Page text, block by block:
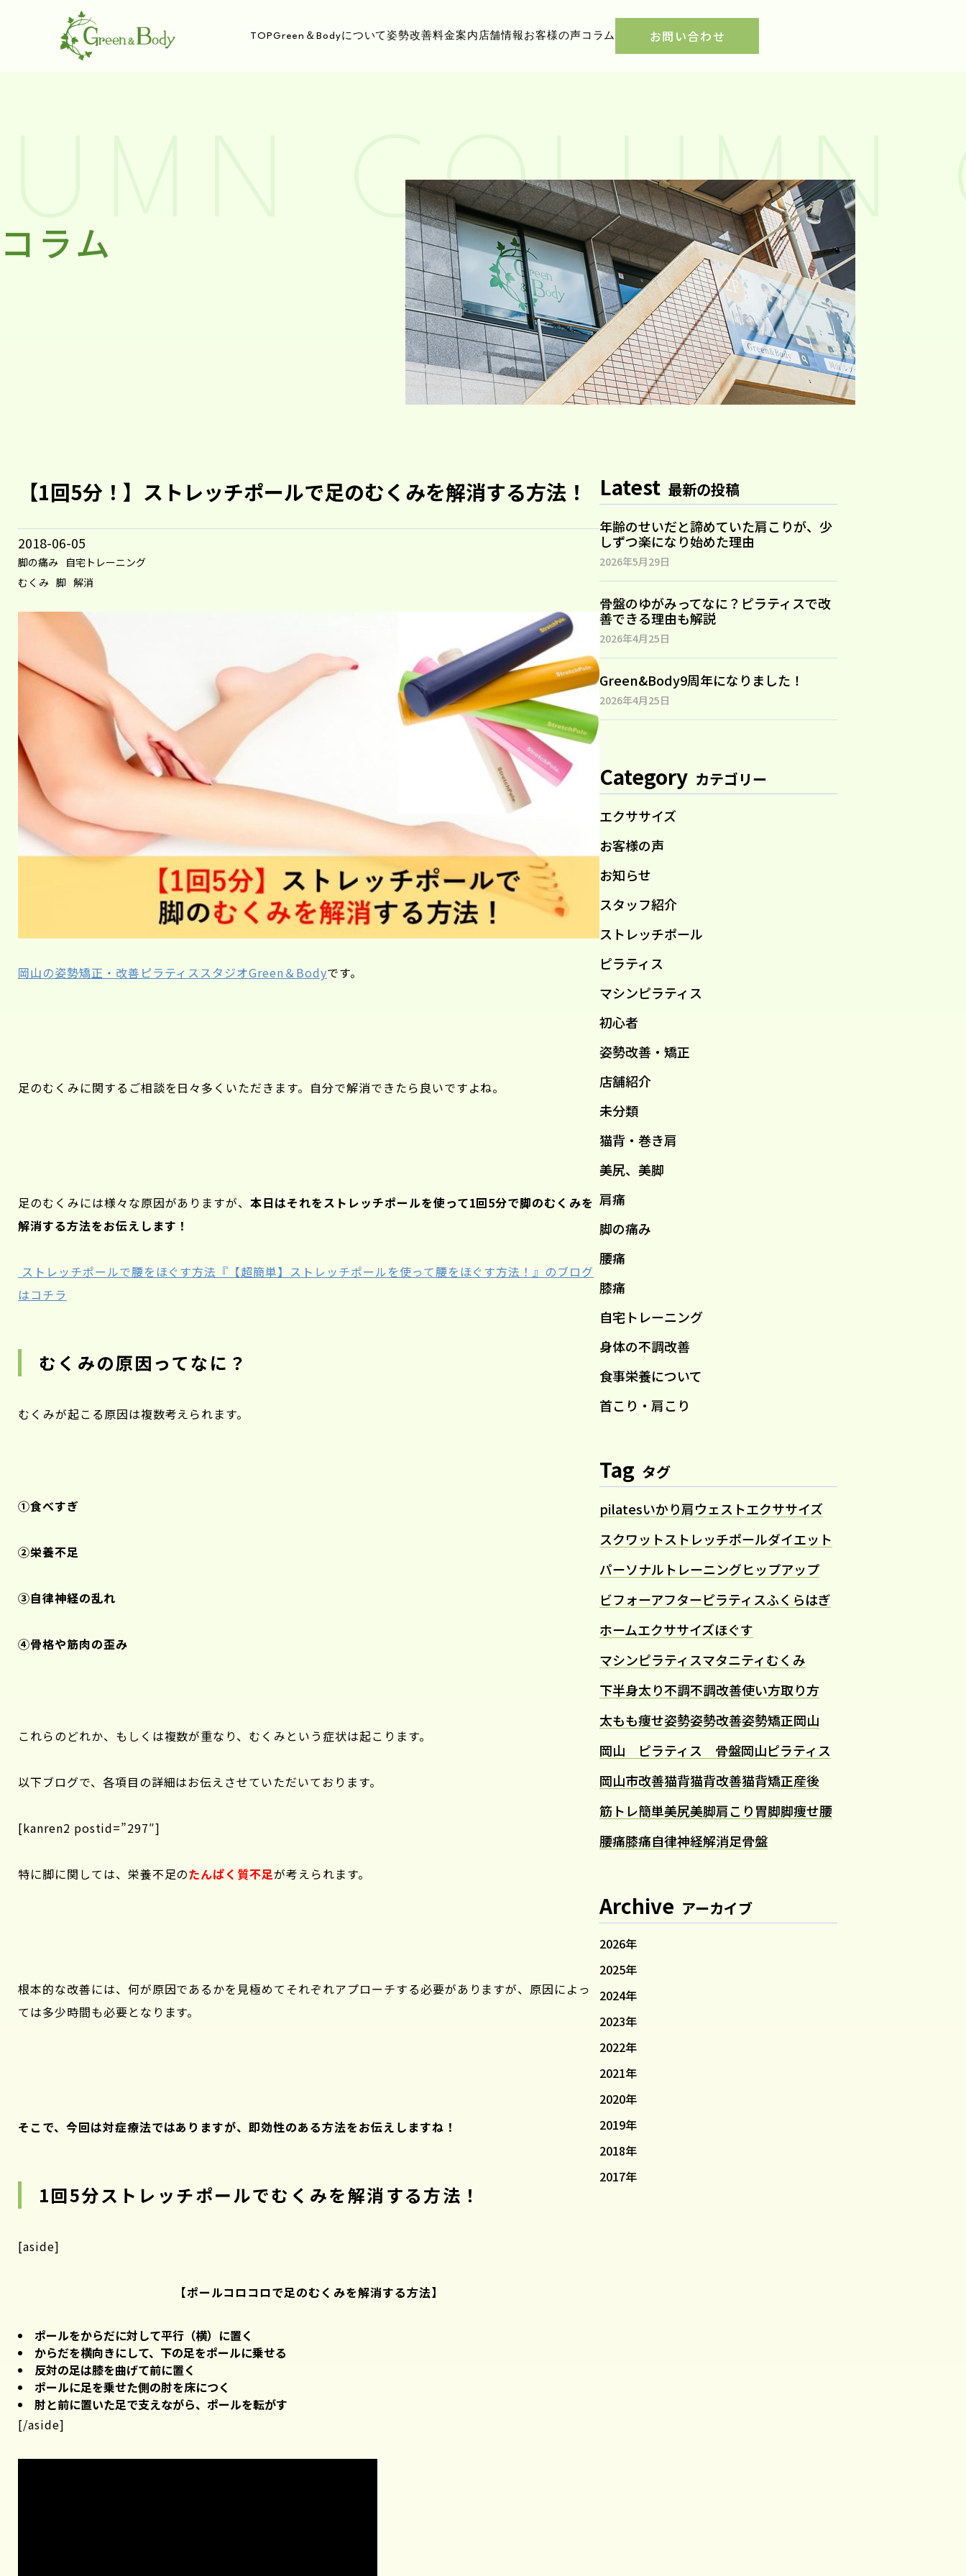
TOPGreen＆Bodyについて姿勢改善料金案内 店舗情報 お客様の声 コラム お問い合わせ
COLUMN
コラム
【1回5分！】ストレッチポールで足のむくみを解消する方法！
2018-06-05
脚の痛み 自宅トレーニング
むくみ 脚 解消
岡山の姿勢矯正・改善ピラティススタジオGreen＆Bodyです。
足のむくみに関するご相談を日々多くいただきます。自分で解消できたら良いですよね。
足のむくみには様々な原因がありますが、本日はそれをストレッチポールを使って1回5分で脚のむくみを
解消する方法をお伝えします！
ストレッチポールで腰をほぐす方法『【超簡単】ストレッチポールを使って腰をほぐす方法！』のブログ
はコチラ
むくみの原因ってなに？
むくみが起こる原因は複数考えられます。
①食べすぎ
②栄養不足
③自律神経の乱れ
④骨格や筋肉の歪み
これらのどれか、もしくは複数が重なり、むくみという症状は起こります。
以下ブログで、各項目の詳細はお伝えさせていただいております。
[kanren2 postid=”297″]
特に脚に関しては、栄養不足のたんぱく質不足が考えられます。
根本的な改善には、何が原因であるかを見極めてそれぞれアプローチする必要がありますが、原因によっ
ては多少時間も必要となります。
そこで、今回は対症療法ではありますが、即効性のある方法をお伝えしますね！
1回5分ストレッチポールでむくみを解消する方法！
[aside]
【ポールコロコロで足のむくみを解消する方法】
ポールをからだに対して平行（横）に置く
からだを横向きにして、下の足をポールに乗せる
反対の足は膝を曲げて前に置く
ポールに足を乗せた側の肘を床につく
肘と前に置いた足で支えながら、ポールを転がす
[/aside]
Latest 最新の投稿
年齢のせいだと諦めていた肩こりが、少
しずつ楽になり始めた理由
2026年5月29日
骨盤のゆがみってなに？ピラティスで改
善できる理由も解説
2026年4月25日
Green&Body9周年になりました！
2026年4月25日
Category カテゴリー
エクササイズ
お客様の声
お知らせ
スタッフ紹介
ストレッチポール
ピラティス
マシンピラティス
初心者
姿勢改善・矯正
店舗紹介
未分類
猫背・巻き肩
美尻、美脚
肩痛
脚の痛み
腰痛
膝痛
自宅トレーニング
身体の不調改善
食事栄養について
首こり・肩こり
Tag タグ
pilatesいかり肩ウェストエクササイズ
スクワットストレッチポールダイエット
パーソナルトレーニングヒップアップ
ビフォーアフターピラティスふくらはぎ
ホームエクササイズほぐす
マシンピラティスマタニティむくみ
下半身太り不調不調改善使い方取り方
太もも痩せ姿勢姿勢改善姿勢矯正岡山
岡山 ピラティス 骨盤岡山ピラティス
岡山市改善猫背猫背改善猫背矯正産後
筋トレ簡単美尻美脚肩こり胃脚脚痩せ腰
腰痛膝痛自律神経解消足骨盤
Archive アーカイブ
2026年
2025年
2024年
2023年
2022年
2021年
2020年
2019年
2018年
2017年